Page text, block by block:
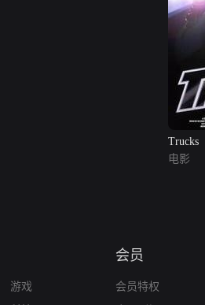
Trucks
电影
游戏
会员
会员特权